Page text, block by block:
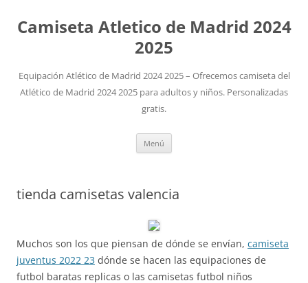
Camiseta Atletico de Madrid 2024
2025
Equipación Atlético de Madrid 2024 2025 – Ofrecemos camiseta del
Atlético de Madrid 2024 2025 para adultos y niños. Personalizadas
gratis.
Menú
tienda camisetas valencia
Muchos son los que piensan de dónde se envían, camiseta
juventus 2022 23 dónde se hacen las equipaciones de
futbol baratas replicas o las camisetas futbol niños